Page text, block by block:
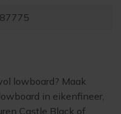
lowboard? Maak
in eikenfineer,
Castle Black of